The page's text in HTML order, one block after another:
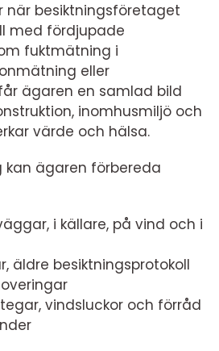
när besiktningsföretaget
med fördjupade
fuktmätning i
eller
ägaren en samlad bild
inomhusmiljö och
värde och hälsa.
kan ägaren förbereda
i källare, på vind och i
äldre besiktningsprotokoll
vindsluckor och förråd